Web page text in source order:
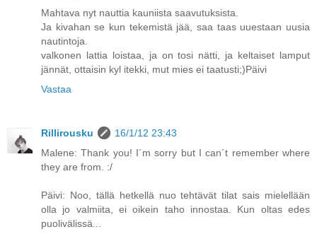
Mahtava nyt nauttia kauniista saavutuksista.
Ja kivahan se kun tekemistä jää, saa taas uuestaan uusia
nautintoja.
valkonen lattia loistaa, ja on tosi nätti, ja keltaiset lamput
jännät, ottaisin kyl itekki, mut mies ei taatusti;)Päivi
Vastaa
Rillirousku
16/1/12 23:43
Malene: Thank you! I´m sorry but I can´t remember where
they are from. :/
Päivi: Noo, tällä hetkellä nuo tehtävät tilat sais mielellään
olla jo valmiita, ei oikein taho innostaa. Kun oltas edes
puolivälissä...